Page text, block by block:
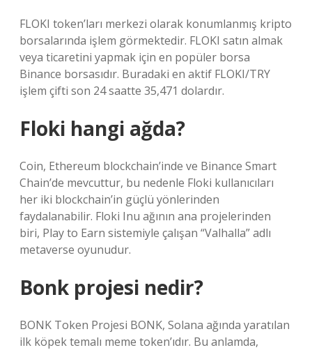
FLOKI token’ları merkezi olarak konumlanmış kripto
borsalarında işlem görmektedir. FLOKI satın almak
veya ticaretini yapmak için en popüler borsa
Binance borsasıdır. Buradaki en aktif FLOKI/TRY
işlem çifti son 24 saatte 35,471 dolardır.
Floki hangi ağda?
Coin, Ethereum blockchain’inde ve Binance Smart
Chain’de mevcuttur, bu nedenle Floki kullanıcıları
her iki blockchain’in güçlü yönlerinden
faydalanabilir. Floki Inu ağının ana projelerinden
biri, Play to Earn sistemiyle çalışan “Valhalla” adlı
metaverse oyunudur.
Bonk projesi nedir?
BONK Token Projesi BONK, Solana ağında yaratılan
ilk köpek temalı meme token’ıdır. Bu anlamda,